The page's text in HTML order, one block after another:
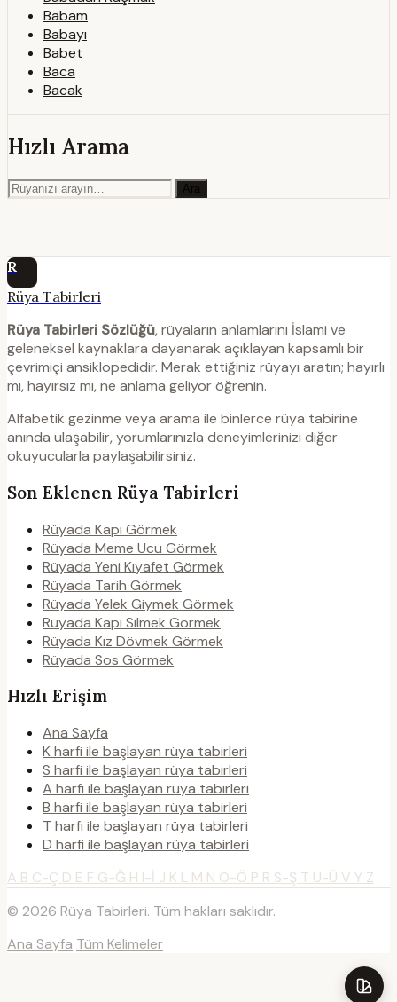
Babam
Babayı
Babet
Baca
Bacak
Hızlı Arama
Ara
R
Rüya Tabirleri
Rüya Tabirleri Sözlüğü, rüyaların anlamlarını İslami ve
geleneksel kaynaklara dayanarak açıklayan kapsamlı bir
çevrimiçi ansiklopedidir. Merak ettiğiniz rüyayı aratın; hayırlı
mı, hayırsız mı, ne anlama geliyor öğrenin.
Alfabetik gezinme veya arama ile binlerce rüya tabirine
anında ulaşabilir, yorumlarınızla deneyimlerinizi diğer
okuyucularla paylaşabilirsiniz.
Son Eklenen Rüya Tabirleri
Rüyada Kapı Görmek
Rüyada Meme Ucu Görmek
Rüyada Yeni Kıyafet Görmek
Rüyada Tarih Görmek
Rüyada Yelek Giymek Görmek
Rüyada Kapı Silmek Görmek
Rüyada Kız Dövmek Görmek
Rüyada Sos Görmek
Hızlı Erişim
Ana Sayfa
K harfi ile başlayan rüya tabirleri
S harfi ile başlayan rüya tabirleri
A harfi ile başlayan rüya tabirleri
B harfi ile başlayan rüya tabirleri
T harfi ile başlayan rüya tabirleri
D harfi ile başlayan rüya tabirleri
A B C-Ç D E F G-Ğ H I-İ J K L M N O-Ö P R S-Ş T U-Ü V Y Z
© 2026 Rüya Tabirleri. Tüm hakları saklıdır.
Ana Sayfa Tüm Kelimeler